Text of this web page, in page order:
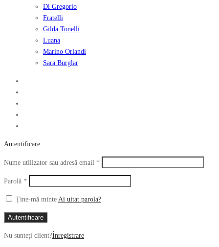
Di Gregorio
Fratelli
Gilda Tonelli
Luana
Marino Orlandi
Sara Burglar
Autentificare
Nume utilizator sau adresă email *
Parolă *
Ține-mă minte Ai uitat parola?
Autentificare
Nu sunteți client?Înregistrare